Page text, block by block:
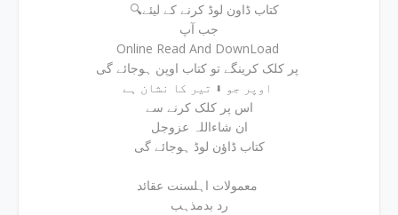
🔍کتاب ڈاون لوڈ کرنے کے لیئے
جب آپ
Online Read And DownLoad
اس پر کلک کرنے سے
ان شاءاللہ عزوجل
کتاب ڈاؤن لوڈ ہوجائے گی
رد بدمذہب